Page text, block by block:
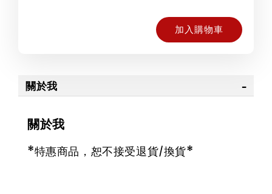
加入購物車
關於我
關於我
*特惠商品，恕不接受退貨/換貨*